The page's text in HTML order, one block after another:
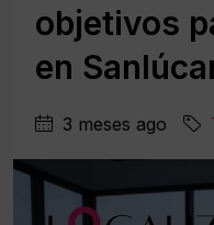
objetivos
en
3 meses ago